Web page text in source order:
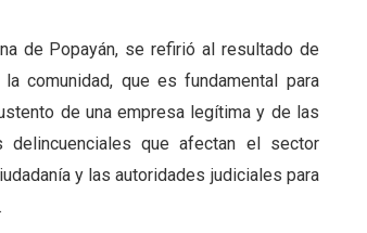
de Popayán, se refirió al resultado de
comunidad, que es fundamental para
de una empresa legítima y de las
que afectan el sector
y las autoridades judiciales para